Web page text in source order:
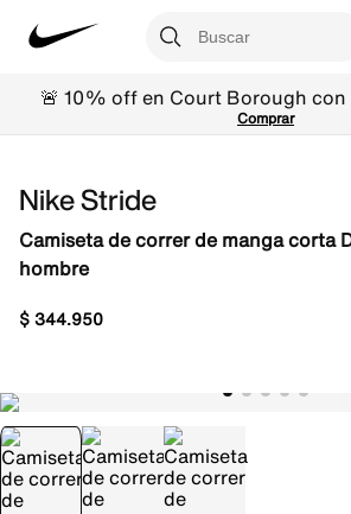
🚨 10% off en Court Borough
Comprar
Nike Stride
Camiseta de correr de manga corta
hombre
$344.950